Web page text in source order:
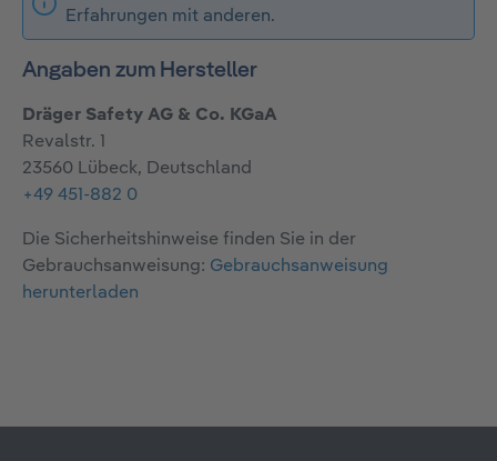
Erfahrungen mit anderen.
Angaben zum Hersteller
Dräger Safety AG & Co. KGaA
Revalstr. 1
23560 Lübeck, Deutschland
+49 451-882 0
Die Sicherheitshinweise finden Sie in der
Gebrauchsanweisung: Gebrauchsanweisung
herunterladen